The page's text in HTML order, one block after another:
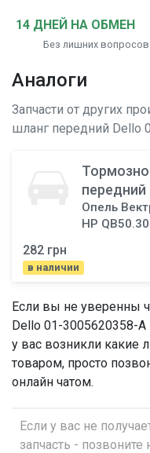
14 ДНЕЙ НА ОБМЕН
Без лишних вопросов
Аналоги
Запчасти от других
шланг передний Dello
передний
Опель
HP
282 грн
в наличии
Если вы не уверенны
Dello 01-3005620358-
у вас возникли какие
товаром, просто
онлайн чатом.
Если у вас не
запчасть -